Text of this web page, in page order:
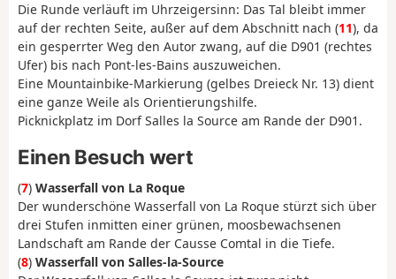
Die Runde verläuft im Uhrzeigersinn: Das Tal bleibt immer
auf der rechten Seite, außer auf dem Abschnitt nach (11), da
ein gesperrter Weg den Autor zwang, auf die D901 (rechtes
Ufer) bis nach Pont-les-Bains auszuweichen.
Eine Mountainbike-Markierung (gelbes Dreieck Nr. 13) dient
eine ganze Weile als Orientierungshilfe.
Picknickplatz im Dorf Salles la Source am Rande der D901.
Einen Besuch wert
(7) Wasserfall von La Roque
Der wunderschöne Wasserfall von La Roque stürzt sich über
drei Stufen inmitten einer grünen, moosbewachsenen
Landschaft am Rande der Causse Comtal in die Tiefe.
(8) Wasserfall von Salles-la-Source